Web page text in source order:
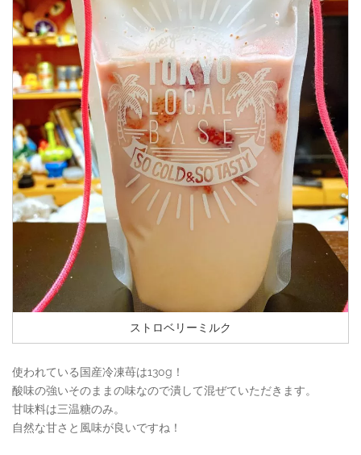
ストロベリーミルク
使われている国産冷凍苺は130g！
酸味の強いそのままの味なので潰して混ぜていただきます。
甘味料は三温糖のみ。
自然な甘さと風味が良いですね！